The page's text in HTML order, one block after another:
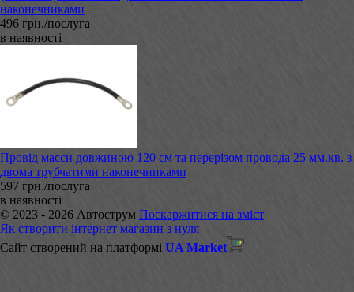
наконечниками
496 грн./послуга
в наявності
Провід масси довжиною 120 см та перерізом провода 25 мм.кв. з
двома трубчатими наконечниками
597 грн./послуга
в наявності
© 2023 - 2026 Автострум Поскаржитися на зміст
Як створити інтернет магазин з нуля
Сайт створений на платформі UA Market